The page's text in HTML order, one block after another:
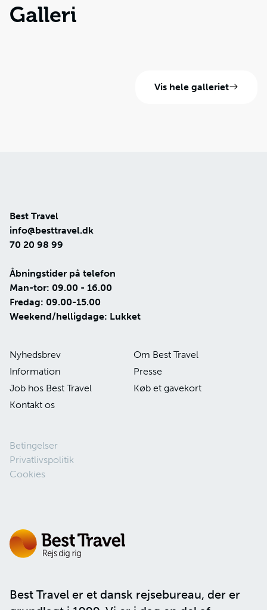
Galleri
Vis hele galleriet
Best Travel er et dansk rejsebureau, der er
Best Travel
info@besttravel.dk
70 20 98 99
Åbningstider på telefon
Man-tor: 09.00 - 16.00
Fredag: 09.00-15.00
Weekend/helligdage: Lukket
Nyhedsbrev
Om Best Travel
Information
Presse
Job hos Best Travel
Køb et gavekort
Kontakt os
Betingelser
Privatlivspolitik
Cookies